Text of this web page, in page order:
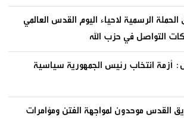
الرسمية لاحياء اليوم القدس العالمي
التواصل في حزب الله
أزمة انتخاب رئيس الجمهورية سياسية
القدس موحدون لمواجهة الفتن ومؤامرات